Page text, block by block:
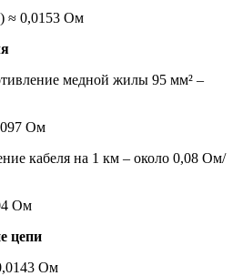
≈ 0,0153 Ом
медной жилы 95 мм² –
Ом
кабеля на 1 км – около 0,08 Ом/
Ом
цепи
Ом